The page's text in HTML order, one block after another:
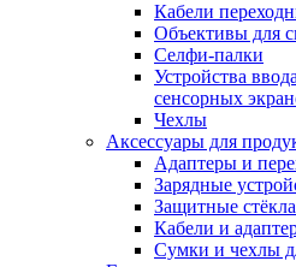
Кабели
Объективы для
Селфи-палки
Устройства
сенсорных
Чехлы
Аксессуары для
Адаптеры и
Зарядные
Защитные
Кабели и
Сумки и чехлы